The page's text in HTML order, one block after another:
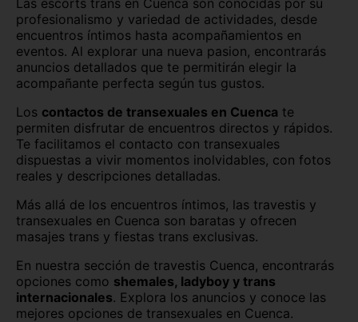
Madrid capital Málaga capital
Melilla capital Murcia capital
Palencia capital Palma de Mallorca
Pamplona Pontevedra capital
Salamanca capital San Sebastián
Santa Cruz de Tenerife Santander
Segovia capital Sevilla capital
Soria capital Tarragona capital
profesionalismo y variedad de actividades, desde
encuentros íntimos hasta acompañamientos en
eventos. Al explorar una nueva pasion, encontrarás
anuncios detallados que te permitirán elegir la
acompañante perfecta según tus gustos.
Los contactos de transexuales en Cuenca te
permiten disfrutar de encuentros directos y rápidos.
Te facilitamos el contacto con transexuales
dispuestas a vivir momentos inolvidables, con fotos
reales y descripciones detalladas.
Más allá de los encuentros íntimos, las travestis y
transexuales en Cuenca son baratas y ofrecen
masajes trans y fiestas trans exclusivas.
En nuestra sección de travestis Cuenca, encontrarás
opciones como shemales, ladyboy y trans
internacionales. Explora los anuncios y conoce las
mejores opciones de transexuales en Cuenca.